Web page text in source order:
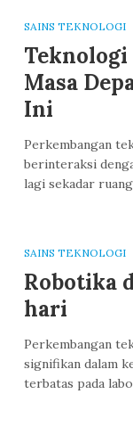
SAINS TEKNOLOGI
Teknologi
Masa
Ini
Perkembangan
berinteraksi
lagi sekadar
SAINS TEKNOLOGI
Robotika
hari
Perkembangan
signifikan dalam
terbatas pada